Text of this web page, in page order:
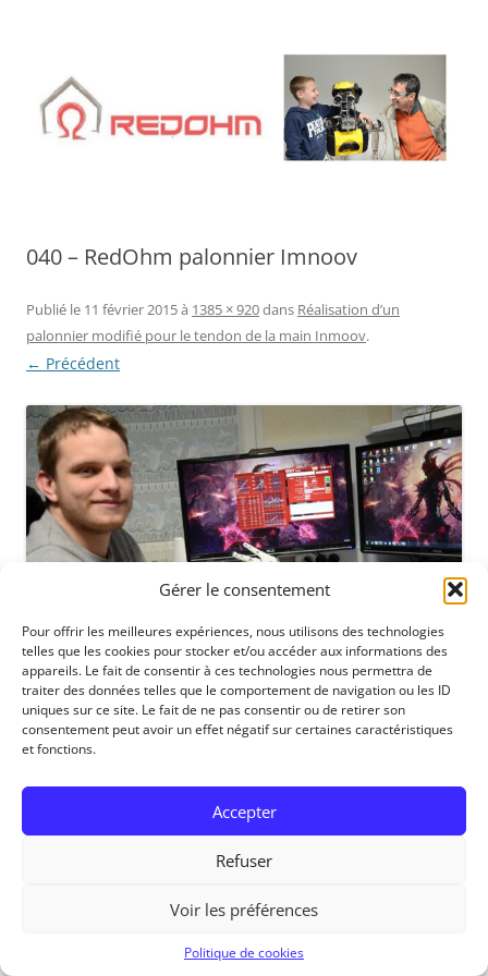
Gérer le consentement
Pour offrir les meilleures expériences, nous utilisons des technologies
telles que les cookies pour stocker et/ou accéder aux informations des
appareils. Le fait de consentir à ces technologies nous permettra de
traiter des données telles que le comportement de navigation ou les ID
uniques sur ce site. Le fait de ne pas consentir ou de retirer son
consentement peut avoir un effet négatif sur certaines caractéristiques
et fonctions.
Accepter
Refuser
Voir les préférences
Politique de cookies
040 – RedOhm palonnier Imnoov
Publié le 11 février 2015à 1385 × 920dans Réalisation d’un
palonnier modifié pour le tendon de la main Inmoov.
← Précédent
RedOhm, 2014